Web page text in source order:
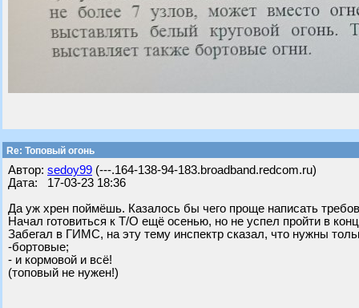
Re: Топовый огонь
Автор: sedoy99 (---.164-138-94-183.broadband.redcom.ru)
Дата: 17-03-23 18:36
Да уж хрен поймёшь. Казалось бы чего проще написать
Начал готовиться к Т/О ещё осенью, но не успел пройти в
Забегал в ГИМС, на эту тему инспектр сказал, что нужны
-бортовые;
- и кормовой и всё!
(топовый не нужен!)